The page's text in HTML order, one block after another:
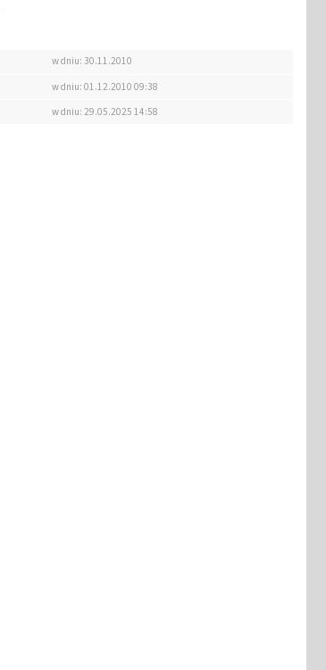
w dniu: 30.11.2010
w dniu: 01.12.2010 09:38
w dniu: 29.05.2025 14:58